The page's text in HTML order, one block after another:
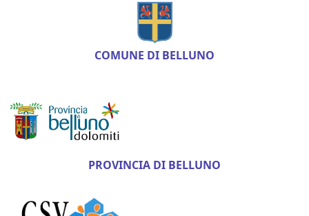
COMUNE DI BELLUNO
PROVINCIA DI BELLUNO